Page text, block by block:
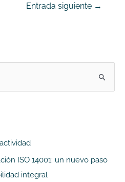
Entrada siguiente →
ISO 14001: un nuevo paso
integral